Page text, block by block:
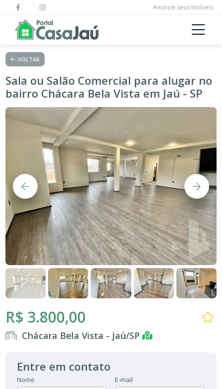
Anuncie seus Imóveis
VOLTAR
Sala ou Salão Comercial para alugar no
bairro Chácara Bela Vista em Jaú - SP
R$ 3.800,00
Chácara Bela Vista - Jaú/SP
Entre em contato
Nome E-mail